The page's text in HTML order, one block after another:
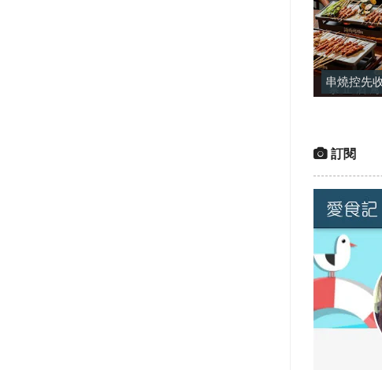
訂閱